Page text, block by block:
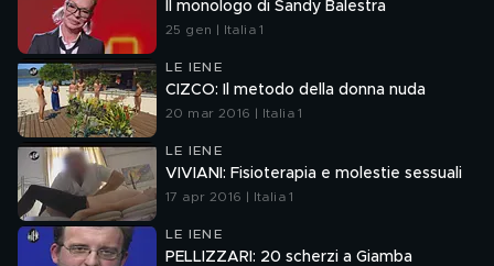
Il monologo di Sandy Balestra
25 gen | Italia 1
LE IENE
CIZCO: Il metodo della donna nuda
20 mar 2016 | Italia 1
LE IENE
VIVIANI: Fisioterapia e molestie sessuali
17 apr 2016 | Italia 1
LE IENE
PELLIZZARI: 20 scherzi a Giamba